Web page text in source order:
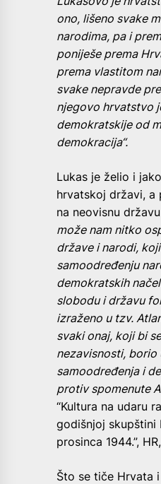
ono, lišeno svake
narodima, pa i
poniješe prema
prema vlastitom
svake nepravde
njegovo hrvatstvo
demokratskije od
demokracija“.
Lukas je želio i
hrvatskoj državi, a
na neovisnu
može nam nitko
države i narodi,
samoodređenju
demokratskih
slobodu i državu
izraženo u tzv.
svaki onaj, koji bi
nezavisnosti,
samoodređenja i
protiv spomenute
“Kultura na udaru
godišnjoj skupštini
prosinca 1944.”,
Što se tiče Hrvata